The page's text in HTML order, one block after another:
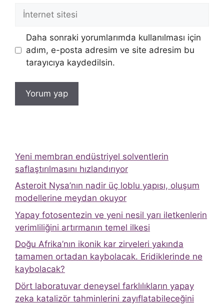
İnternet
Daha sonraki yorumlarımda kullanılması için
adım, e-posta adresim ve site adresim bu
tarayıcıya kaydedilsin.
Yeni membran endüstriyel solventlerin
saflaştırılmasını hızlandırıyor
Asteroit Nysa’nın nadir üç loblu yapısı, oluşum
modellerine meydan okuyor
Yapay fotosentezin ve yeni nesil yarı iletkenlerin
verimliliğini artırmanın temel ilkesi
Doğu Afrika’nın ikonik kar zirveleri yakında
tamamen ortadan kaybolacak. Eridiklerinde ne
kaybolacak?
Dört laboratuvar deneysel farklılıkların yapay
zeka katalizör tahminlerini zayıflatabileceğini